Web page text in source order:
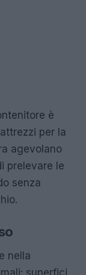
è
per la
agevolano
prelevare le
senza
nella